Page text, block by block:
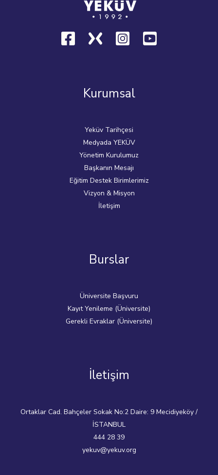
Kurumsal
Yeküv Tarihçesi
Medyada YEKÜV
Yönetim Kurulumuz
Başkanın Mesajı
Eğitim Destek Birimlerimiz
Vizyon & Misyon
İletişim
Burslar
Üniversite Başvuru
Kayıt Yenileme (Üniversite)
Gerekli Evraklar (Üniversite)
İletişim
Ortaklar Cad. Bahçeler Sokak No:2 Daire: 9 Mecidiyeköy /
İSTANBUL
444 28 39
yekuv@yekuv.org